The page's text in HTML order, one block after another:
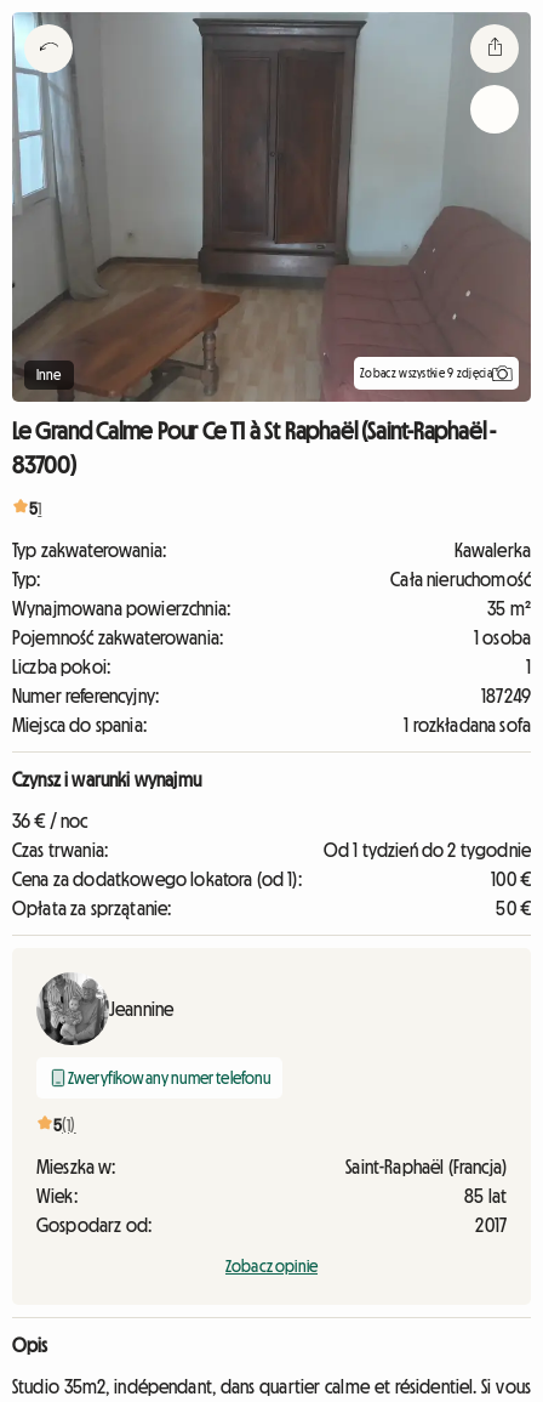
Inne Zobacz wszystkie 9 zdjęcia
Le Grand Calme Pour Ce T1 à St Raphaël (Saint-Raphaël -
83700)
51
Typ zakwaterowania:
Kawalerka
Typ:
Cała nieruchomość
Wynajmowana powierzchnia:
35 m²
Pojemność zakwaterowania:
1 osoba
Liczba pokoi:
1
Numer referencyjny:
187249
Miejsca do spania:
1 rozkładana sofa
Czynsz i warunki wynajmu
36 € / noc
Czas trwania:
Od 1 tydzień do 2 tygodnie
Cena za dodatkowego lokatora (od 1):
100 €
Opłata za sprzątanie:
50 €
Jeannine
Zweryfikowany numer telefonu
5(1)
Mieszka w:
Saint-Raphaël (Francja)
Wiek:
85 lat
Gospodarz od:
2017
Zobacz opinie
Opis
Studio 35m2, indépendant, dans quartier calme et résidentiel. Si vous